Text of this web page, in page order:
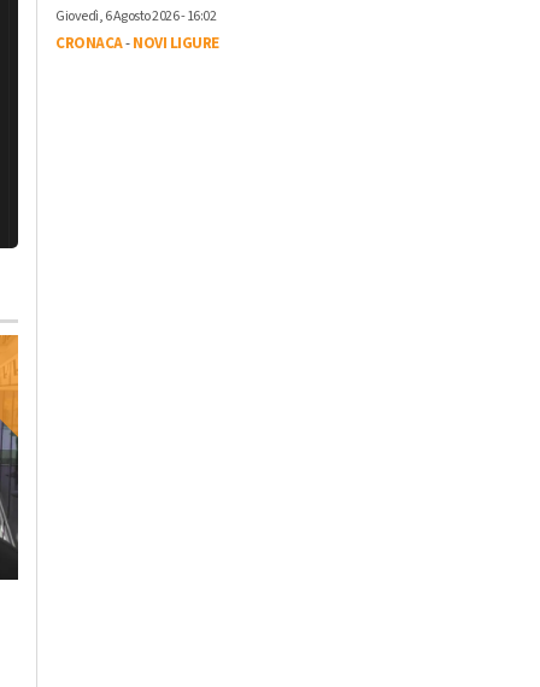
Giovedì, 6 Agosto 2026 - 16:02
CRONACA-NOVI LIGURE